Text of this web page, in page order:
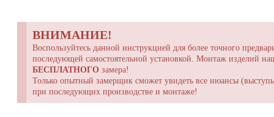
ВНИМАНИЕ!
Воспользуйтесь данной инструкцией для более точного
последующей самостоятельной установкой. Монтаж изделий
БЕСПЛАТНОГО замера!
Только опытный замерщик сможет увидеть все нюансы
при последующих производстве и монтаже!